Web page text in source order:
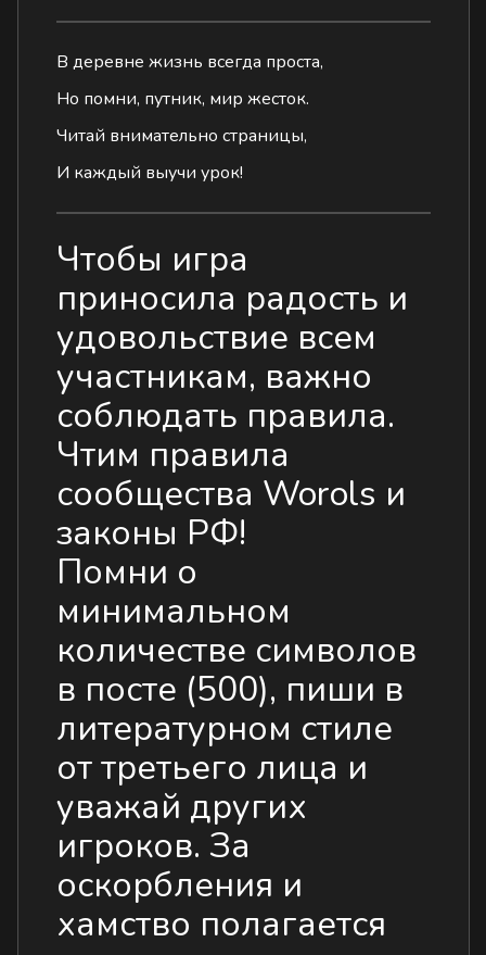
В деревне жизнь всегда проста,
Но помни, путник, мир жесток.
Читай внимательно страницы,
И каждый выучи урок!
Чтобы игра
приносила радость и
удовольствие всем
участникам, важно
соблюдать правила.
Чтим правила
сообщества Worols и
законы РФ!
Помни о
минимальном
количестве символов
в посте (500), пиши в
литературном стиле
от третьего лица и
уважай других
игроков. За
оскорбления и
хамство полагается